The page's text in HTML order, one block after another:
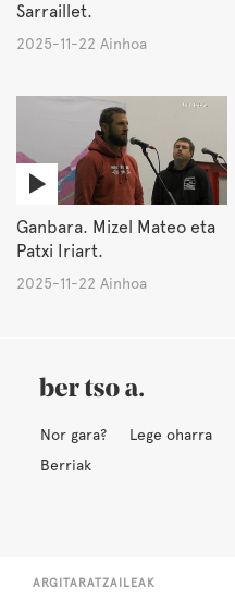
Sarraillet.
2025-11-22 Ainhoa
Ganbara. Mizel Mateo eta
Patxi Iriart.
2025-11-22 Ainhoa
Nor gara? Lege oharra
Berriak
ARGITARATZAILEAK